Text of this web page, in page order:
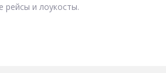
рейсы и лоукосты.